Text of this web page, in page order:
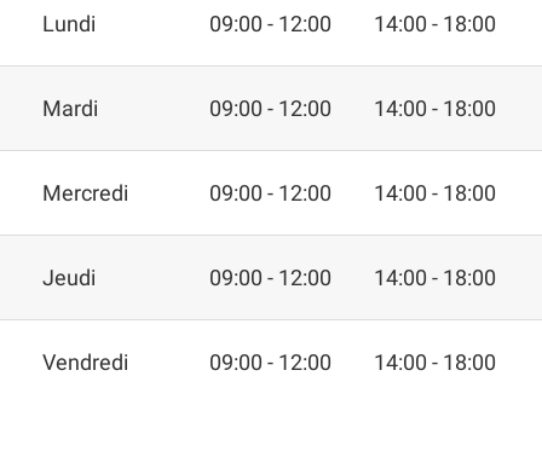
Lundi 09:00 - 12:00 14:00 - 18:00
Mardi 09:00 - 12:00 14:00 - 18:00
Mercredi 09:00 - 12:00 14:00 - 18:00
Jeudi 09:00 - 12:00 14:00 - 18:00
Vendredi 09:00 - 12:00 14:00 - 18:00